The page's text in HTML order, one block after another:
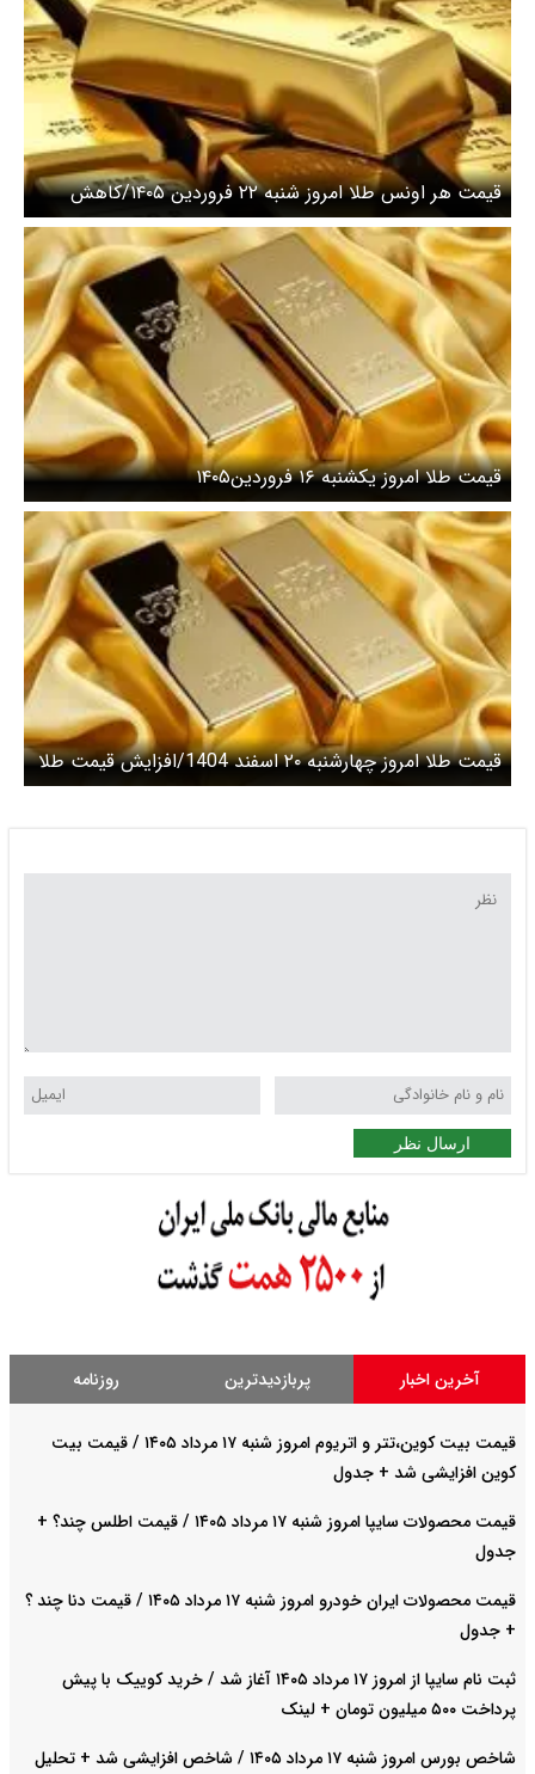
قیمت هر اونس طلا امروز شنبه ۲۲ فروردین ۱۴۰۵/کاهش
قیمت طلا
قیمت طلا امروز یکشنبه ۱۶ فروردین۱۴۰۵
قیمت طلا امروز چهارشنبه ۲۰ اسفند 1404/افزایش قیمت طلا
ارسال نظر
آخرین اخبار پربازدیدترین روزنامه
قیمت بیت کوین،تتر و اتریوم امروز شنبه ۱۷ مرداد ۱۴۰۵ / قیمت بیت
کوین افزایشی شد + جدول
قیمت محصولات سایپا امروز شنبه ۱۷ مرداد ۱۴۰۵ / قیمت اطلس چند؟ +
جدول
قیمت محصولات ایران خودرو امروز شنبه ۱۷ مرداد ۱۴۰۵ / قیمت دنا چند ؟
+ جدول
ثبت نام سایپا از امروز ۱۷ مرداد ۱۴۰۵ آغاز شد / خرید کوییک با پیش
پرداخت ۵۰۰ میلیون تومان + لینک
شاخص بورس امروز شنبه ۱۷ مرداد ۱۴۰۵ / شاخص افزایشی شد + تحلیل